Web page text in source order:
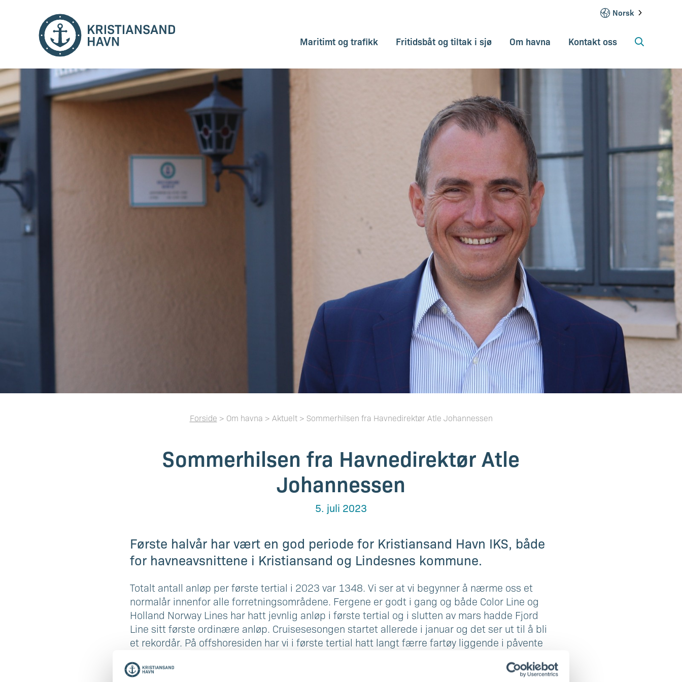
Maritimt og trafikk Fritidsbåt og tiltak i sjø Om havna Kontakt oss
Norsk
Forside > Om havna > Aktuelt > Sommerhilsen fra Havnedirektør Atle Johannessen
Sommerhilsen fra Havnedirektør Atle
Johannessen
5. juli 2023
Første halvår har vært en god periode for Kristiansand Havn IKS, både
for havneavsnittene i Kristiansand og Lindesnes kommune.
Totalt antall anløp per første tertial i 2023 var 1348. Vi ser at vi begynner å nærme oss et
normalår innenfor alle forretningsområdene. Fergene er godt i gang og både Color Line og
Holland Norway Lines har hatt jevnlig anløp i første tertial og i slutten av mars hadde Fjord
Line sitt første ordinære anløp. Cruisesesongen startet allerede i januar og det ser ut til å bli
et rekordår. På offshoresiden har vi i første tertial hatt langt færre fartøy liggende i påvente